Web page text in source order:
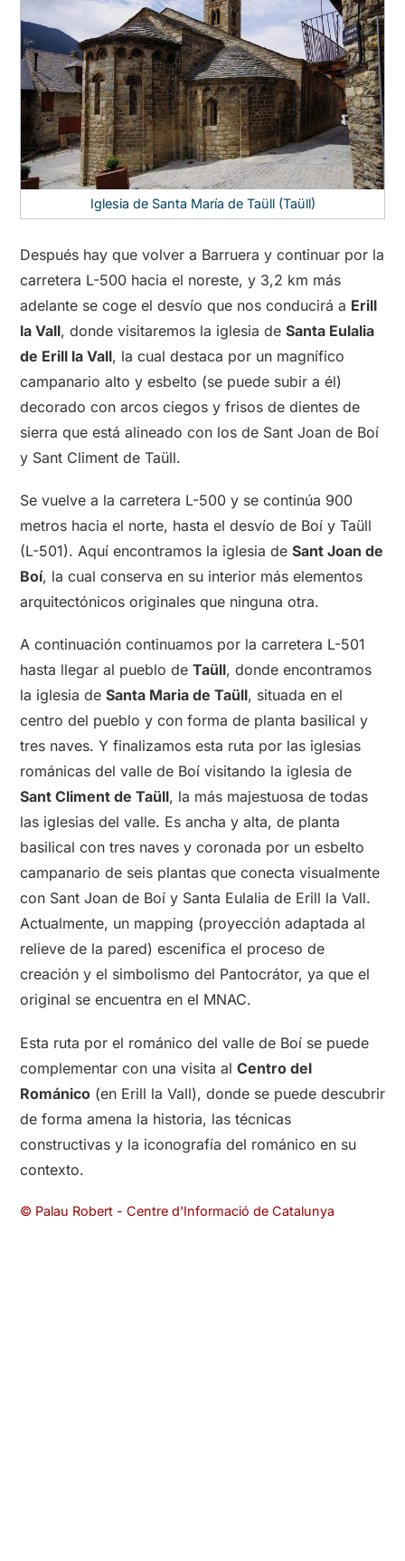
Iglesia de Santa María de Taüll (Taüll)
Después hay que volver a Barruera y continuar por la
carretera L-500 hacia el noreste, y 3,2 km más
adelante se coge el desvío que nos conducirá a Erill
la Vall, donde visitaremos la iglesia de Santa Eulalia
de Erill la Vall, la cual destaca por un magnífico
campanario alto y esbelto (se puede subir a él)
decorado con arcos ciegos y frisos de dientes de
sierra que está alineado con los de Sant Joan de Boí
y Sant Climent de Taüll.
Se vuelve a la carretera L-500 y se continúa 900
metros hacia el norte, hasta el desvío de Boí y Taüll
(L-501). Aquí encontramos la iglesia de Sant Joan de
Boí, la cual conserva en su interior más elementos
arquitectónicos originales que ninguna otra.
A continuación continuamos por la carretera L-501
hasta llegar al pueblo de Taüll, donde encontramos
la iglesia de Santa Maria de Taüll, situada en el
centro del pueblo y con forma de planta basilical y
tres naves. Y finalizamos esta ruta por las iglesias
románicas del valle de Boí visitando la iglesia de
Sant Climent de Taüll, la más majestuosa de todas
las iglesias del valle. Es ancha y alta, de planta
basilical con tres naves y coronada por un esbelto
campanario de seis plantas que conecta visualmente
con Sant Joan de Boí y Santa Eulalia de Erill la Vall.
Actualmente, un mapping (proyección adaptada al
relieve de la pared) escenifica el proceso de
creación y el simbolismo del Pantocrátor, ya que el
original se encuentra en el MNAC.
Esta ruta por el románico del valle de Boí se puede
complementar con una visita al Centro del
Románico (en Erill la Vall), donde se puede descubrir
de forma amena la historia, las técnicas
constructivas y la iconografía del románico en su
contexto.
© Palau Robert - Centre d'Informació de Catalunya